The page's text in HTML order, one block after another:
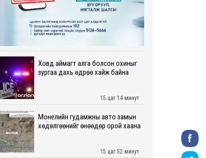
Ховд аймагт алга болсон охиныг
зургаа дахь өдрөө хайж байна
15 цаг 14 минут
Монелийн гудамжны авто замын
хөдөлгөөнийг өнөөдөр орой хаана
15 цаг 52 минут